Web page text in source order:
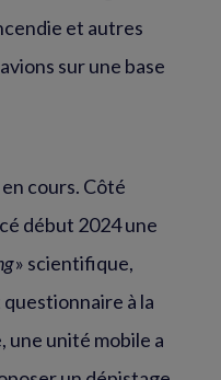
et autres
sur une base
cours. Côté
début 2024 une
» scientifique,
à la
une unité mobile a